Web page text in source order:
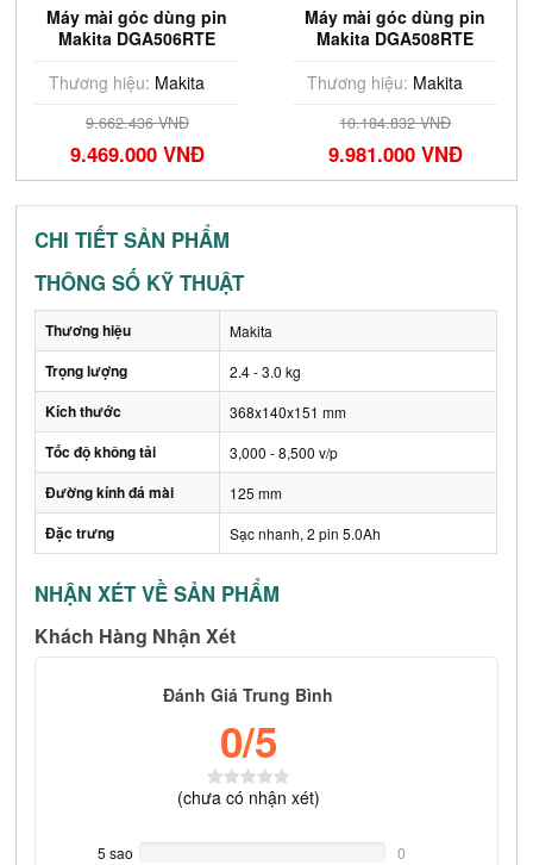
Máy mài góc dùng pin
Makita DGA506RTE
trượt/BL) (18V)
Thương hiệu: Makita
9.662.436 VNĐ
9.469.000 VNĐ
Máy mài góc dùng pin
Makita DGA508RTE
bóp/BL) (18V)
Thương hiệu: Makita
10.184.832 VNĐ
9.981.000 VNĐ
CHI TIẾT SẢN PHẨM
THÔNG SỐ KỸ THUẬT
Thương hiệu Makita
Trọng lượng 2.4 - 3.0 kg
Kích thước 368x140x151 mm
Tốc độ không tải 3,000 - 8,500 v/p
Đường kính đá mài 125 mm
Đặc trưng Sạc nhanh, 2 pin 5.0Ah
NHẬN XÉT VỀ SẢN PHẨM
Khách Hàng Nhận Xét
Đánh Giá Trung Bình
0/5
(chưa có nhận xét)
5 sao
0